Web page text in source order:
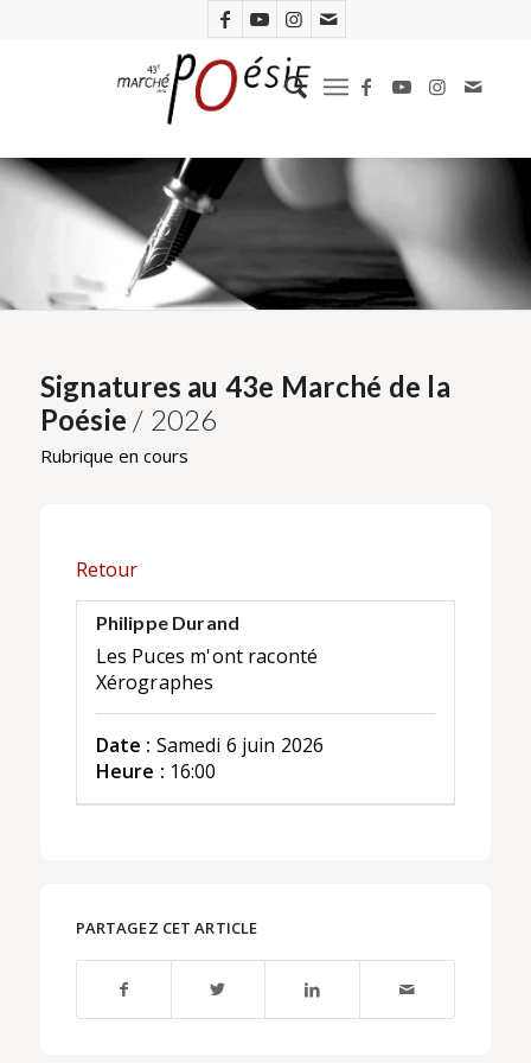
Signatures au 43e Marché de la
Poésie / 2026
Rubrique en cours
Retour
Philippe Durand
Les Puces m'ont raconté
Xérographes
Date : Samedi 6 juin 2026
Heure : 16:00
PARTAGEZ CET ARTICLE